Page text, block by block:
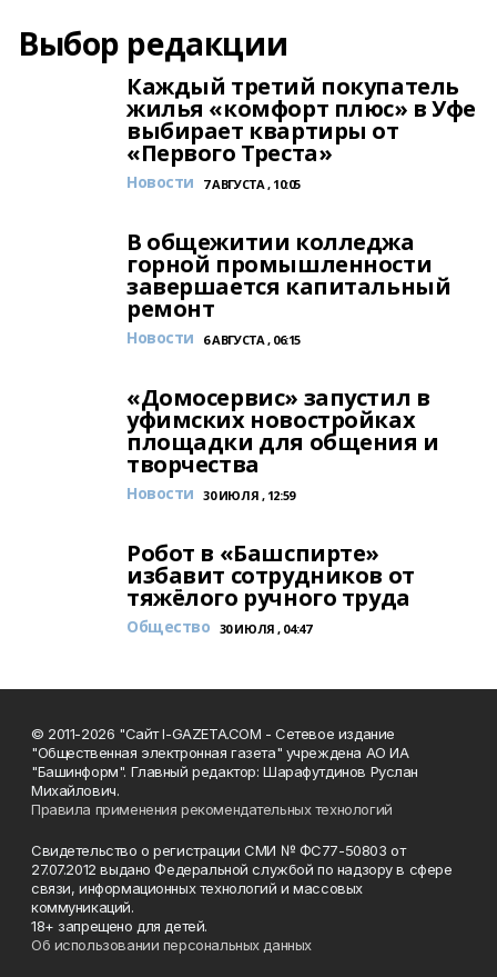
Выбор редакции
Каждый третий покупатель
жилья «комфорт плюс» в Уфе
выбирает квартиры от
«Первого Треста»
Новости 7 АВГУСТА , 10:05
В общежитии колледжа
горной промышленности
завершается капитальный
ремонт
Новости 6 АВГУСТА , 06:15
«Домосервис» запустил в
уфимских новостройках
площадки для общения и
творчества
Новости 30 ИЮЛЯ , 12:59
Робот в «Башспирте»
избавит сотрудников от
тяжёлого ручного труда
Общество 30 ИЮЛЯ , 04:47
© 2011-2026 "Сайт I-GAZETA.COM - Сетевое издание
"Общественная электронная газета" учреждена АО ИА
"Башинформ". Главный редактор: Шарафутдинов Руслан
Михайлович.
Правила применения рекомендательных технологий
Свидетельство о регистрации СМИ № ФС77-50803 от
27.07.2012 выдано Федеральной службой по надзору в сфере
связи, информационных технологий и массовых
коммуникаций.
18+ запрещено для детей.
Об использовании персональных данных